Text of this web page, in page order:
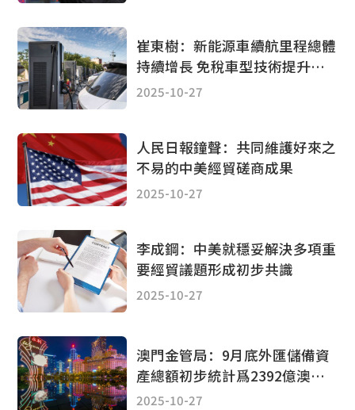
崔東樹：新能源車續航里程總體
持續增長 免稅車型技術提升較
平穩
2025-10-27
人民日報鐘聲：共同維護好來之
不易的中美經貿磋商成果
2025-10-27
李成鋼：中美就穩妥解決多項重
要經貿議題形成初步共識
2025-10-27
澳門金管局：9月底外匯儲備資
產總額初步統計爲2392億澳門
元 環比升1.6%
2025-10-27